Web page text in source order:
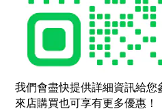
我們會盡快提供詳細資訊給您
來店購買也可享有更多優惠！